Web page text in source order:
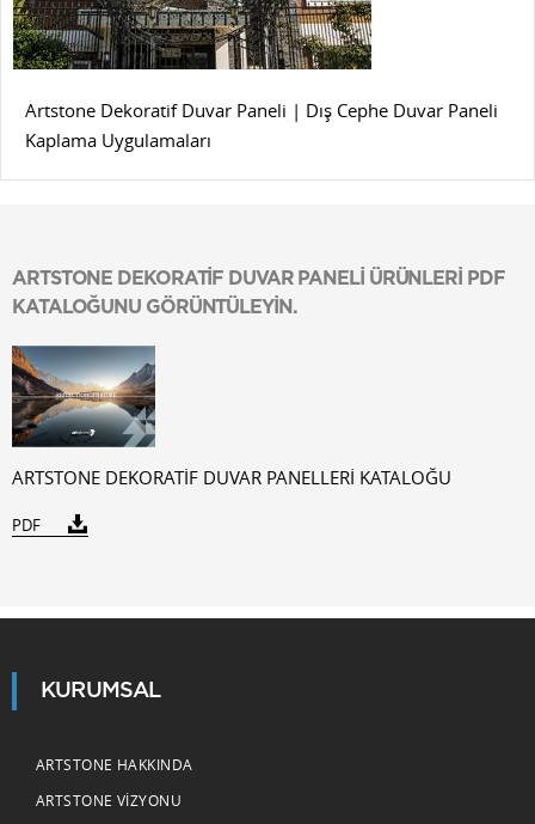
Artstone Dekoratif Duvar Paneli | Dış Cephe Duvar Paneli
Kaplama Uygulamaları
ARTSTONE DEKORATİF DUVAR PANELİ ÜRÜNLERİ PDF
KATALOĞUNU GÖRÜNTÜLEYİN.
ARTSTONE DEKORATİF DUVAR PANELLERİ KATALOĞU
PDF
KURUMSAL
ARTSTONE HAKKINDA
ARTSTONE VIZYONU